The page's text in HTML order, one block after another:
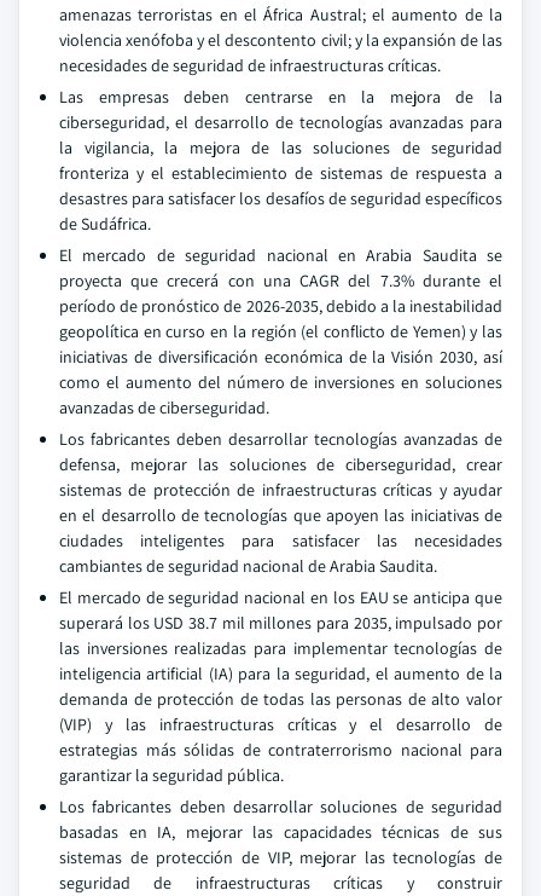
amenazas terroristas en el África Austral; el aumento de la
violencia xenófoba y el descontento civil; y la expansión de las
necesidades de seguridad de infraestructuras críticas.
Las empresas deben centrarse en la mejora de la
ciberseguridad, el desarrollo de tecnologías avanzadas para
la vigilancia, la mejora de las soluciones de seguridad
fronteriza y el establecimiento de sistemas de respuesta a
desastres para satisfacer los desafíos de seguridad específicos
de Sudáfrica.
El mercado de seguridad nacional en Arabia Saudita se
proyecta que crecerá con una CAGR del 7.3% durante el
período de pronóstico de 2026-2035, debido a la inestabilidad
geopolítica en curso en la región (el conflicto de Yemen) y las
iniciativas de diversificación económica de la Visión 2030, así
como el aumento del número de inversiones en soluciones
avanzadas de ciberseguridad.
Los fabricantes deben desarrollar tecnologías avanzadas de
defensa, mejorar las soluciones de ciberseguridad, crear
sistemas de protección de infraestructuras críticas y ayudar
en el desarrollo de tecnologías que apoyen las iniciativas de
ciudades inteligentes para satisfacer las necesidades
cambiantes de seguridad nacional de Arabia Saudita.
El mercado de seguridad nacional en los EAU se anticipa que
superará los USD 38.7 mil millones para 2035, impulsado por
las inversiones realizadas para implementar tecnologías de
inteligencia artificial (IA) para la seguridad, el aumento de la
demanda de protección de todas las personas de alto valor
(VIP) y las infraestructuras críticas y el desarrollo de
estrategias más sólidas de contraterrorismo nacional para
garantizar la seguridad pública.
Los fabricantes deben desarrollar soluciones de seguridad
basadas en IA, mejorar las capacidades técnicas de sus
sistemas de protección de VIP, mejorar las tecnologías de
seguridad de infraestructuras críticas y construir